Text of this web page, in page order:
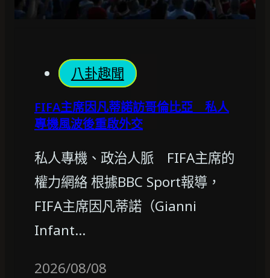
八卦趣聞
FIFA主席因凡蒂諾訪哥倫比亞 私人
專機風波後重啟外交
私人專機、政治人脈 FIFA主席的
權力網絡 根據BBC Sport報導，
FIFA主席因凡蒂諾（Gianni
Infant…
2026/08/08